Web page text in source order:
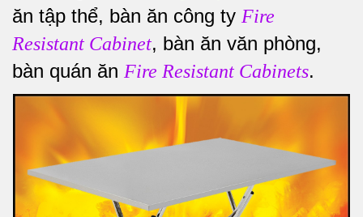
ăn tập thể, bàn ăn công ty Fire
Resistant Cabinet, bàn ăn văn phòng,
bàn quán ăn Fire Resistant Cabinets.